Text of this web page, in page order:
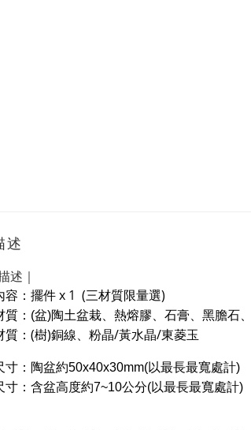
述
述｜
容：擺件 x 1 (三材質限量選)
質：(盆)陶土盆栽、熱熔膠、石膏、黑膽石
質：(樹)銅線、粉晶/黃水晶/東菱玉
寸：陶盆約50x40x30mm(以最長最寬處計)
寸：含盆高度約7~10公分(以最長最寬處計)